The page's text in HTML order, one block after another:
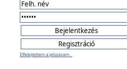
Elfelejtettem a jelszavam...